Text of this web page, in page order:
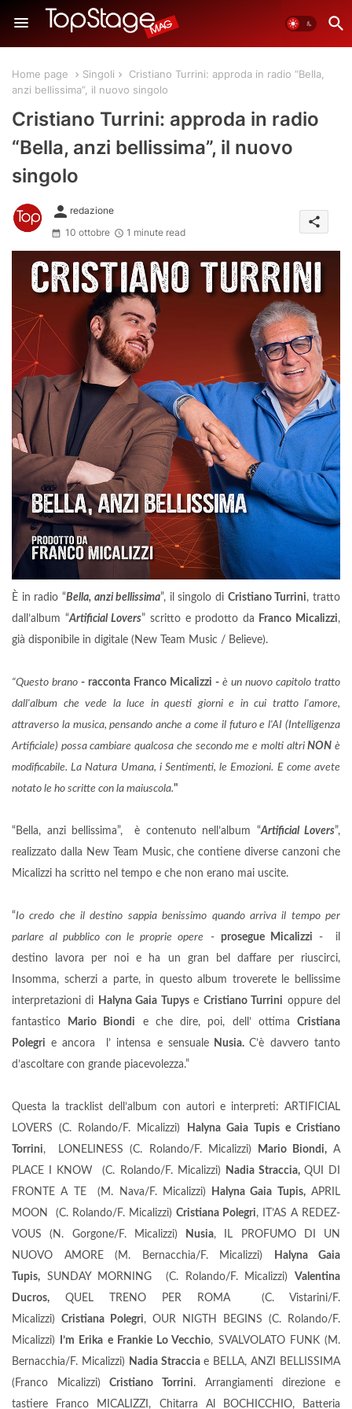
Home page Singoli
Cristiano Turrini: approda in radio “Bella,
anzi bellissima”, il nuovo singolo
Cristiano Turrini: approda in radio
“Bella, anzi bellissima”, il nuovo
singolo
person redazione
10 ottobre
1 minute read
share
È in radio “Bella, anzi bellissima”, il singolo di Cristiano Turrini, tratto
dall’album “Artificial Lovers” scritto e prodotto da Franco Micalizzi,
già disponibile in digitale (New Team Music / Believe).
“Questo brano - racconta Franco Micalizzi - è un nuovo capitolo tratto
dall'album che vede la luce in questi giorni e in cui tratto l'amore,
attraverso la musica, pensando anche a come il futuro e l'AI (Intelligenza
Artificiale) possa cambiare qualcosa che secondo me e molti altriNON è
modificabile. La Natura Umana, i Sentimenti, le Emozioni. E come avete
notato le ho scritte con la maiuscola."
“Bella, anzi bellissima”, è contenuto nell’album “Artificial Lovers”,
realizzato dalla New Team Music, che contiene diverse canzoni che
Micalizzi ha scritto nel tempo e che non erano mai uscite.
“Io credo che il destino sappia benissimo quando arriva il tempo per
parlare al pubblico con le proprie opere
- prosegue Micalizzi - il
destino lavora per noi e ha un gran bel daffare per riuscirci,
Insomma, scherzi a parte, in questo album troverete le bellissime
interpretazioni di
Halyna Gaia Tupyse Cristiano Turrini oppure del
fantastico
Mario Biondi e che dire, poi, dell’ ottimaCristiana
Polegri e ancora l’ intensa e sensualeNusia.C’è davvero tanto
d’ascoltare con grande piacevolezza.”
Questa la tracklist dell’album con autori e interpreti: ARTIFICIAL
LOVERS (C. Rolando/F. Micalizzi)
Halyna Gaia Tupis e Cristiano
Torrini, LONELINESS (C. Rolando/F. Micalizzi) Mario Biondi,A
PLACE I KNOW (C. Rolando/F. Micalizzi)
Nadia Straccia, QUI DI
FRONTE A TE (M. Nava/F. Micalizzi)
Halyna Gaia Tupis,APRIL
MOON (C. Rolando/F. Micalizzi) Cristiana Polegri, IT’AS A REDEZ-
VOUS (N. Gorgone/F. Micalizzi)
Nusia, IL PROFUMO DI UN
NUOVO AMORE (M. Bernacchia/F. Micalizzi)
Halyna Gaia
Tupis, SUNDAY MORNING (C. Rolando/F. Micalizzi) Valentina
Ducros, QUEL TRENO PER ROMA (C. Vistarini/F.
Micalizzi) Cristiana Polegri, OUR NIGTH BEGINS (C. Rolando/F.
Micalizzi)
I’m Erika e Frankie Lo Vecchio, SVALVOLATO FUNK (M.
Bernacchia/F. Micalizzi) Nadia Stracciae BELLA, ANZI BELLISSIMA
(Franco Micalizzi)Cristiano Torrini. Arrangiamenti direzione e
tastiere Franco MICALIZZI, Chitarra Al BOCHICCHIO, Batteria